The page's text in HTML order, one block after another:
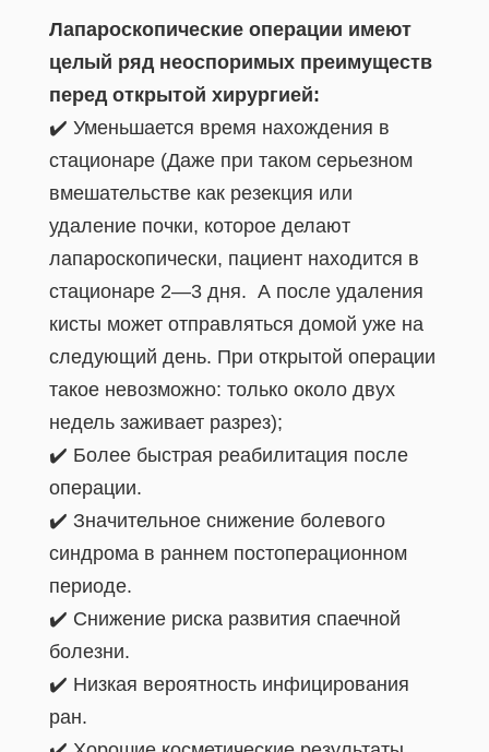
Лапароскопические операции имеют
целый ряд неоспоримых преимуществ
перед открытой хирургией:
✔️ Уменьшается время нахождения в
стационаре (Даже при таком серьезном
вмешательстве как резекция или
удаление почки, которое делают
лапароскопически, пациент находится в
стационаре 2—3 дня. А после удаления
кисты может отправляться домой уже на
следующий день. При открытой операции
такое невозможно: только около двух
недель заживает разрез);
✔️ Более быстрая реабилитация после
операции.
✔️ Значительное снижение болевого
синдрома в раннем постоперационном
периоде.
✔️ Снижение риска развития спаечной
болезни.
✔️ Низкая вероятность инфицирования
ран.